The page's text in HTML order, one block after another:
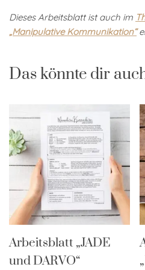
Dieses Arbeitsblatt ist auch im
„Manipulative Kommunikation“
Das könnte dir
Arbeitsblatt „JADE
und DARVO“